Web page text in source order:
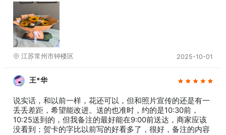
江苏常州市钟楼区 2025-10-01
王*华
说实话，和以前一样，花还可以，但和照片宣传的还是有一
丢丢差距，希望能改进。送的也准时，约的是10:30前，
10:25送到的，但我备注的最好能在9:00前送达，商家应该
没看到；贺卡的字比以前写的好看多了，很好，备注的内容